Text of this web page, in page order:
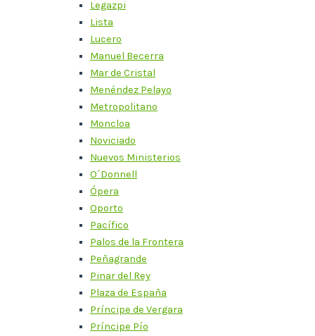
Legazpi
Lista
Lucero
Manuel Becerra
Mar de Cristal
Menéndez Pelayo
Metropolitano
Moncloa
Noviciado
Nuevos Ministerios
O´Donnell
Ópera
Oporto
Pacífico
Palos de la Frontera
Peñagrande
Pinar del Rey
Plaza de España
Príncipe de Vergara
Príncipe Pío